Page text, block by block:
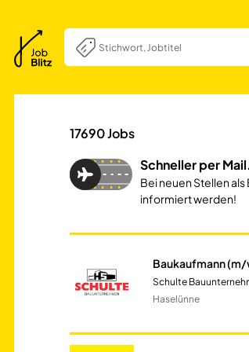
17690Jobs
Schneller per Mail.
Bei neuen Stellen als
informiert werden!
Schulte
Haselünne